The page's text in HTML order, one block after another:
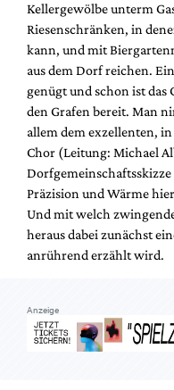
Kellergewölbe unterm
Riesenschränken, in
kann, und mit
aus dem Dorf reichen.
genügt und schon ist das
den Grafen bereit. Man
allem dem exzellenten,
Chor (Leitung: Michael
Präzision und Wärme
Und mit welch
heraus dabei zunächst
anrührend erzählt wird.
Anzeige